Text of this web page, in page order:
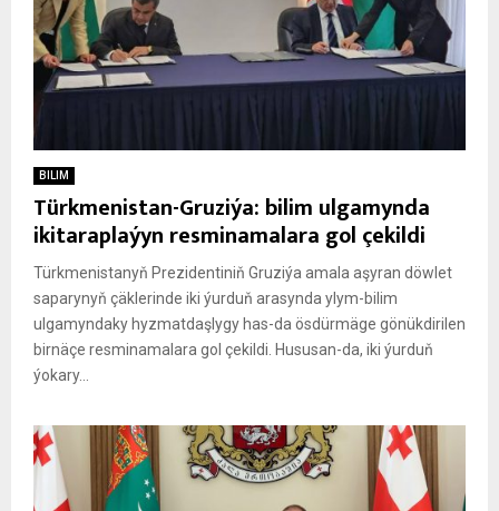
BILIM
Türkmenistan-Gruziýa: bilim ulgamynda
ikitaraplaýyn resminamalara gol çekildi
Türkmenistanyň Prezidentiniň Gruziýa amala aşyran döwlet
saparynyň çäklerinde iki ýurduň arasynda ylym-bilim
ulgamyndaky hyzmatdaşlygy has-da ösdürmäge gönükdirilen
birnäçe resminamalara gol çekildi. Hususan-da, iki ýurduň
ýokary...